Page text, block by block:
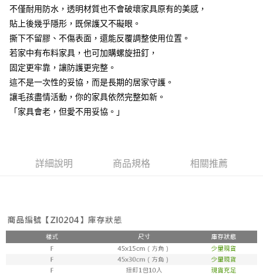
是否繳費成功／繳費後需取消欲退款等相關疑問，請聯繫「AFTEE先享後付
客戶支援中心」
https://netprotections.freshdesk.com/support/home
【注意事項】
１．透過由恩沛科技股份有限公司提供之「AFTEE先享後付」服務完成之交
易，需依本服務之必要範圍內提供個人資料，並將交易相關給付款項請求債
權轉讓予恩沛科技股份有限公司。
２．關於個人資料處理事宜，請瀏覽以下網址：
３．未成年的使用者請事先徵得法定代理人或監護人之同意方可使用
「AFTEE先享後付」，若未經同意申辦者引起之損失，本公司不負相關責
５．嚴禁一人註冊多個帳號或使用他人資訊註冊。若發現惡意使用之情形，
每筆NT$100，滿NT$799(含以上)免運費
離島宅配
每筆NT$150
不僅耐用防水，透明材質也不會破壞家具原有的美感，
貼上後幾乎隱形，既保護又不礙眼。
撕下不留膠、不傷表面，還能反覆調整使用位置。
若家中有布料家具，也可加購螺旋扭釘，
固定更牢靠，讓防護更完整。
這不是一次性的妥協，而是長期的居家守護。
讓毛孩盡情活動，你的家具依然完整如新。
「家具會老，但愛不用妥協。」
詳細說明 商品規格 相關推薦